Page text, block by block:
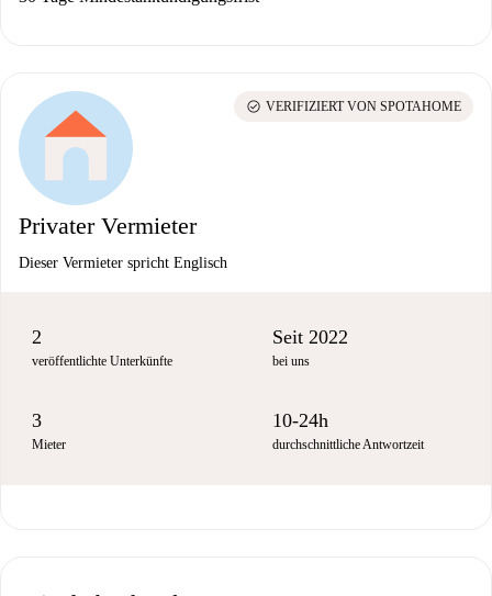
Privater Vermieter
Dieser Vermieter spricht Englisch
check_circle VERIFIZIERT VON SPOTAHOME
2
veröffentlichte Unterkünfte
Seit 2022
bei uns
3
Mieter
10-24h
durchschnittliche Antwortzeit